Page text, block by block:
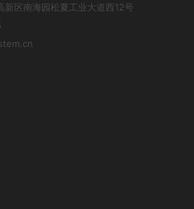
新区南海园松夏工业大道西12号